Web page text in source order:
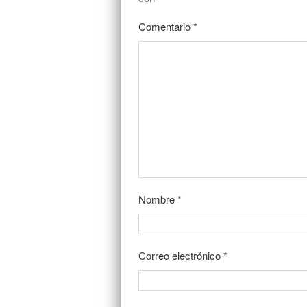
Comentario*
Nombre*
Correo electrónico*